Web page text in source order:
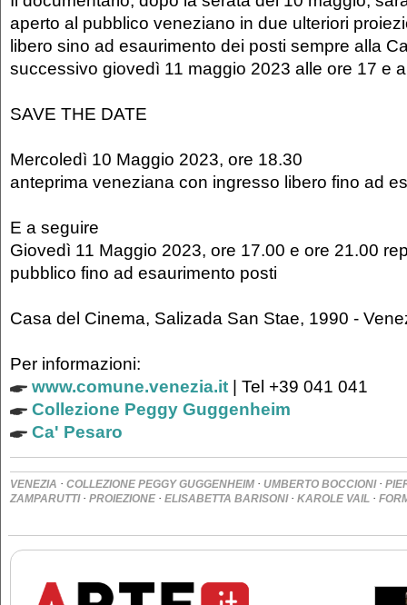
aperto al pubblico veneziano in due ulteriori
libero sino ad esaurimento dei posti sempre alla
successivo giovedì 11 maggio 2023 alle ore 17 e
SAVE THE DATE
Mercoledì 10 Maggio 2023, ore 18.30
anteprima veneziana con ingresso libero fino ad
E a seguire
Giovedì 11 Maggio 2023, ore 17.00 e ore 21.00
pubblico fino ad esaurimento posti
Casa del Cinema, Salizada San Stae, 1990 -
Per informazioni:
www.comune.venezia.it | Tel +39 041 041
Collezione Peggy Guggenheim
Ca' Pesaro
VENEZIA · COLLEZIONE PEGGY GUGGENHEIM · UMBERTO BOCCIONI·
ZAMPARUTTI· PROIEZIONE · ELISABETTA BARISONI· KAROLE VAIL ·